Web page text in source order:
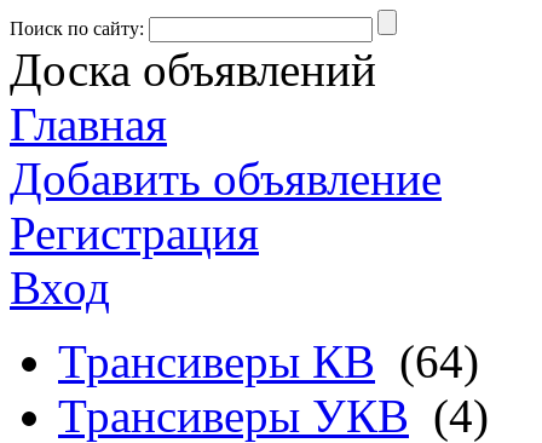
Поиск по сайту:
Доска объявлений
Главная
Добавить объявление
Регистрация
Вход
Трансиверы КВ (64)
Трансиверы УКВ (4)